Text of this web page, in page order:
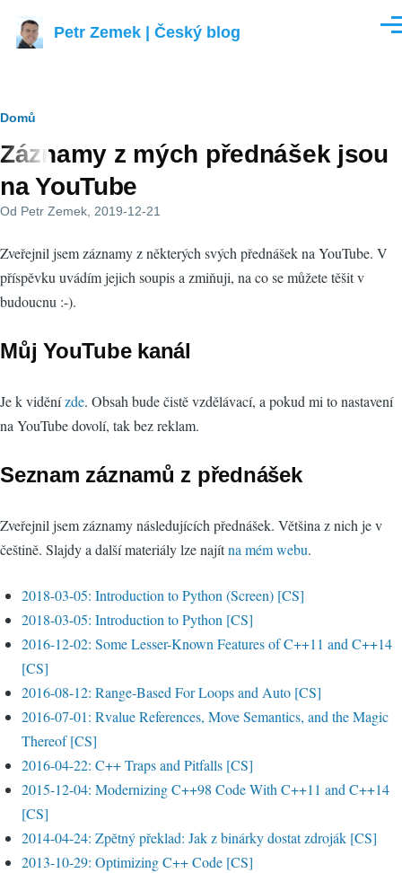
Petr Zemek | Český blog
Drobečková
navigace
Domů
Záznamy z mých přednášek jsou
na YouTube
Od Petr Zemek , 2019-12-21
Zveřejnil jsem záznamy z některých svých přednášek na YouTube. V
příspěvku uvádím jejich soupis a zmiňuji, na co se můžete těšit v
budoucnu :-).
Můj YouTube kanál
Je k viděnízde. Obsah bude čistě vzdělávací, a pokud mi to nastavení
na YouTube dovolí, tak bez reklam.
Seznam záznamů z přednášek
Zveřejnil jsem záznamy následujících přednášek. Většina z nich je v
češtině. Slajdy a další materiály lze najítna mém webu.
2018-03-05: Introduction to Python (Screen) [CS]
2018-03-05: Introduction to Python [CS]
2016-12-02: Some Lesser-Known Features of C++11 and C++14
[CS]
2016-08-12: Range-Based For Loops and Auto [CS]
2016-07-01: Rvalue References, Move Semantics, and the Magic
Thereof [CS]
2016-04-22: C++ Traps and Pitfalls [CS]
2015-12-04: Modernizing C++98 Code With C++11 and C++14
[CS]
2014-04-24: Zpětný překlad: Jak z binárky dostat zdroják [CS]
2013-10-29: Optimizing C++ Code [CS]